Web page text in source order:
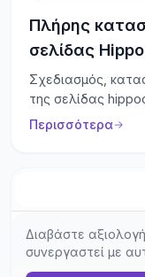
Πλήρης
σελίδας
Σχεδιασμός,
της σελίδας
Περισσότερα
Διαβάστε
συνεργαστεί με